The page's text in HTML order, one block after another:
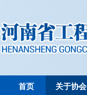
首页 关于协会